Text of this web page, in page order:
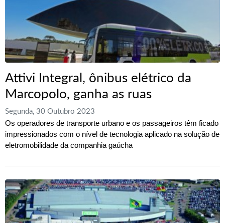
Attivi Integral, ônibus elétrico da
Marcopolo, ganha as ruas
Segunda, 30 Outubro 2023
Os operadores de transporte urbano e os passageiros têm ficado
impressionados com o nível de tecnologia aplicado na solução de
eletromobilidade da companhia gaúcha